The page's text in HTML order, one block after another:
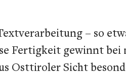
– so
Fertigkeit gewinnt
Osttiroler Sicht